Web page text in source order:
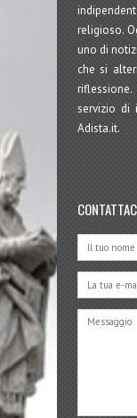
religioso.
uno di
che si
servizio di
Adista.it.